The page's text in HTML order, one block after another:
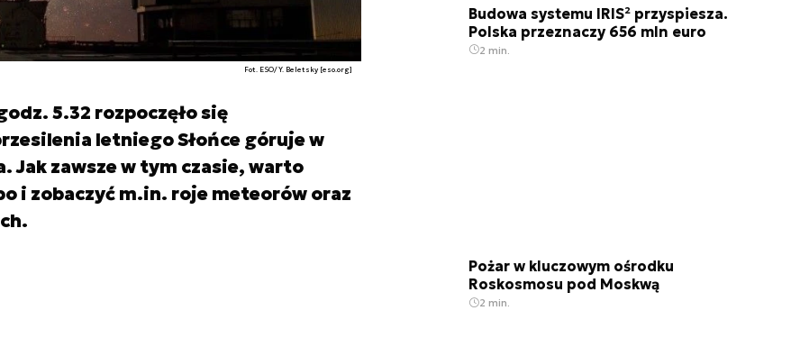
Fot. ESO/Y. Beletsky [eso.org]
5.32 rozpoczęło się
letniego Słońce góruje w
Jak zawsze w tym czasie, warto
i zobaczyć m.in. roje meteorów oraz
Budowa systemu IRIS² przyspiesza.
Polska przeznaczy 656 mln euro
2 min.
Pożar w kluczowym ośrodku
Roskosmosu pod Moskwą
2 min.